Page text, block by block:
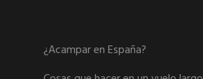
¿Acampar en España?